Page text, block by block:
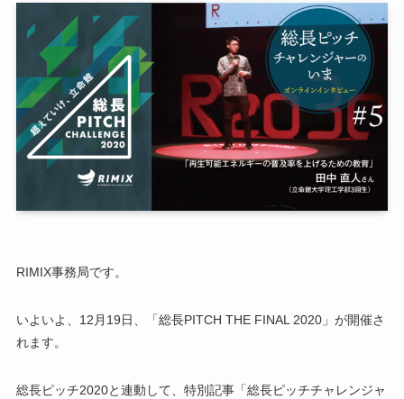
RIMIX事務局です。
いよいよ、12月19日、「総長PITCH THE FINAL 2020」が開催さ
れます。
総長ピッチ2020と連動して、特別記事「総長ピッチチャレンジャ